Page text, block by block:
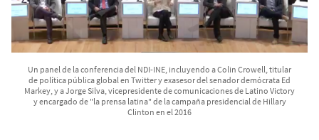
Un panel de la conferencia del NDI-INE, incluyendo a Colin Crowell, titular
de política pública global en Twitter y exasesor del senador demócrata Ed
Markey, y a Jorge Silva, vicepresidente de comunicaciones de Latino Victory
y encargado de "la prensa latina" de la campaña presidencial de Hillary
Clinton en el 2016